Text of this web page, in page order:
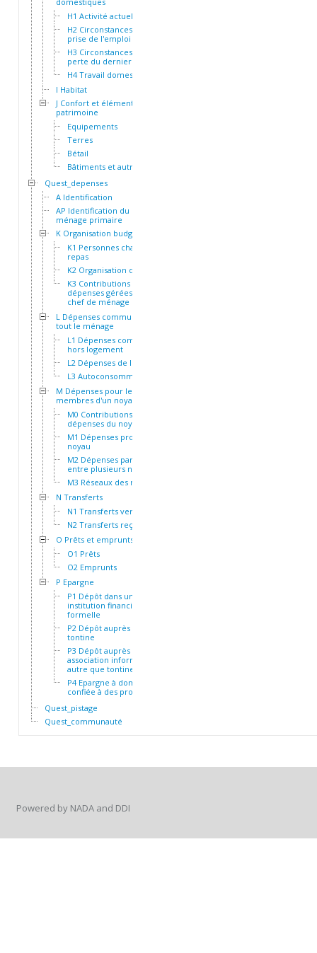
H1 Activité actuelle
H2 Circonstances de la
prise de l'emploi actuel
H3 Circonstances de la
perte du dernier emploi
H4 Travail domestique
I Habitat
J Confort et éléments de
patrimoine
Equipements
Terres
Bétail
Bâtiments et autres actifs
Quest_depenses
A Identification
AP Identification du
ménage primaire
K Organisation budgétaire
K1 Personnes chargées du
repas
K2 Organisation des repas
K3 Contributions et
dépenses gérées par le
chef de ménage
L Dépenses communes à
tout le ménage
L1 Dépenses communes
hors logement
L2 Dépenses de logement
L3 Autoconsommation
M Dépenses pour les
membres d'un noyau
M0 Contributions aux
dépenses du noyau
M1 Dépenses propres au
noyau
M2 Dépenses partagées
entre plusieurs noyaux
M3 Réseaux des noyaux
N Transferts
N1 Transferts versés
N2 Transferts reçus
O Prêts et emprunts
O1 Prêts
O2 Emprunts
P Epargne
P1 Dépôt dans une
institution financière
formelle
P2 Dépôt auprès d'une
tontine
P3 Dépôt auprès d'une
association informelle
autre que tontine
P4 Epargne à domicile ou
confiée à des proches
Quest_pistage
Quest_communauté
Powered by NADA and DDI